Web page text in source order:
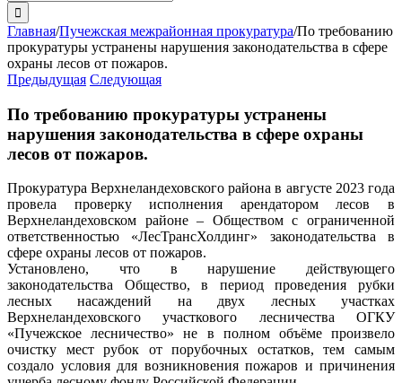
поиска:
Главная/Пучежская межрайонная прокуратура/По требованию
прокуратуры устранены нарушения законодательства в сфере
охраны лесов от пожаров.
Предыдущая Следующая
По требованию прокуратуры устранены
нарушения законодательства в сфере охраны
лесов от пожаров.
Прокуратура Верхнеландеховского района в августе 2023 года
провела проверку исполнения арендатором лесов в
Верхнеландеховском районе – Обществом с ограниченной
ответственностью «ЛесТрансХолдинг» законодательства в
сфере охраны лесов от пожаров.
Установлено, что в нарушение действующего
законодательства Общество, в период проведения рубки
лесных насаждений на двух лесных участках
Верхнеландеховского участкового лесничества ОГКУ
«Пучежское лесничество» не в полном объёме произвело
очистку мест рубок от порубочных остатков, тем самым
создало условия для возникновения пожаров и причинения